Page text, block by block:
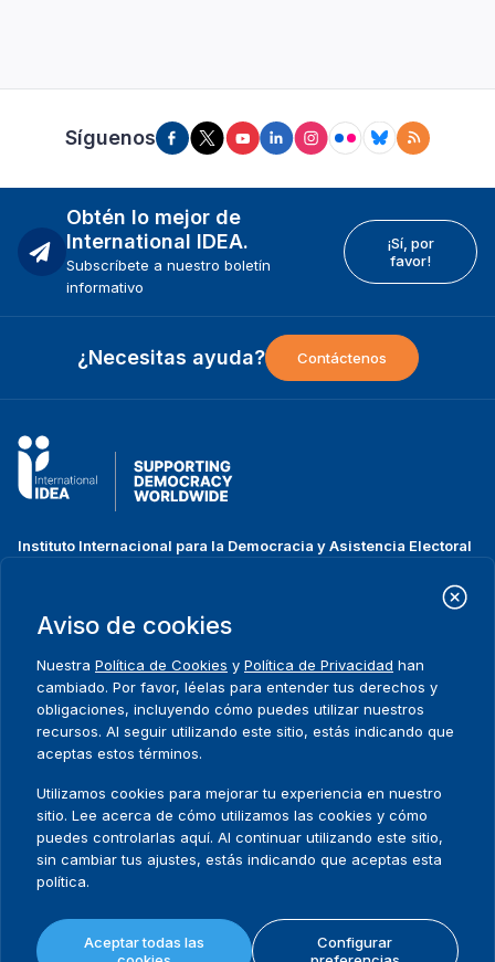
Síguenos
Obtén lo mejor de
International IDEA.
Subscríbete a nuestro boletín
informativo
¡Sí, por
favor!
¿Necesitas ayuda? Contáctenos
Instituto Internacional para la Democracia y Asistencia Electoral
Strömsborgsbron 1
SE-103 34 Estocolmo
+46 8 698 37 00
Footer
menu
Inicio
Sobre nosotros
Dónde trabajamos
Publicaciones
Datos y herramientas
Projectos
Prensa
Contact
Release Agreement Form
Términos y condiciones
Política de privacidad
Aviso de cookies
Nuestra Política de Cookies y Política de Privacidad han
cambiado. Por favor, léelas para entender tus derechos y
obligaciones, incluyendo cómo puedes utilizar nuestros
recursos. Al seguir utilizando este sitio, estás indicando que
aceptas estos términos.
Utilizamos cookies para mejorar tu experiencia en nuestro
sitio. Lee acerca de cómo utilizamos las cookies y cómo
puedes controlarlas aquí. Al continuar utilizando este sitio,
sin cambiar tus ajustes, estás indicando que aceptas esta
política.
Aceptar todas las
Configurar